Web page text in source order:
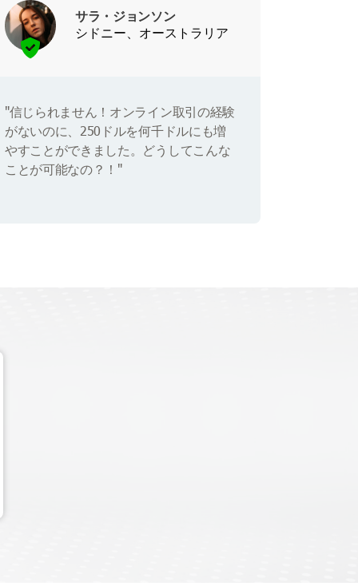
サラ・ジョンソン
シドニー、オーストラリア
"信じられません！オンライン取引の経験
がないのに、250ドルを何千ドルにも増
やすことができました。どうしてこんな
ことが可能なの？！"